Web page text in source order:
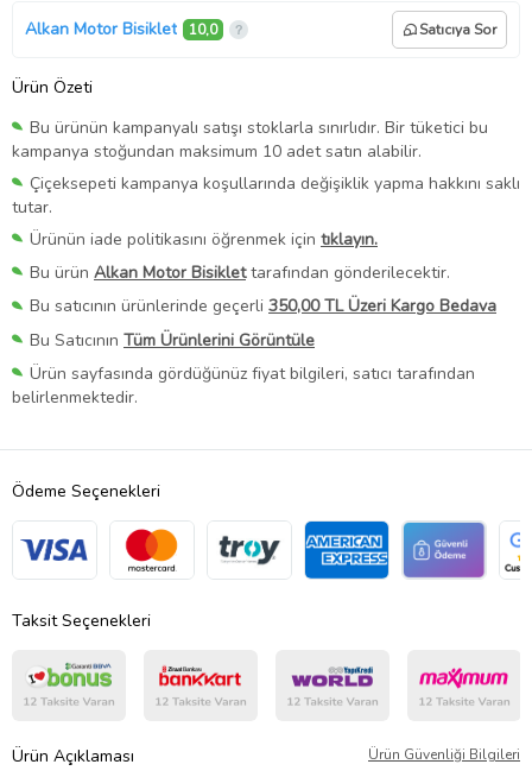
Alkan Motor Bisiklet 10,0 Satıcıya Sor
Ürün Özeti
Bu ürünün kampanyalı satışı stoklarla sınırlıdır. Bir tüketici bu
kampanya stoğundan maksimum 10 adet satın alabilir.
Çiçeksepeti kampanya koşullarında değişiklik yapma hakkını saklı
tutar.
Ürünün iade politikasını öğrenmek için tıklayın.
Bu ürün Alkan Motor Bisiklettarafından gönderilecektir.
Bu satıcının ürünlerinde geçerli 350,00 TL Üzeri Kargo Bedava
Bu Satıcının Tüm Ürünlerini Görüntüle
Ürün sayfasında gördüğünüz fiyat bilgileri, satıcı tarafından
belirlenmektedir.
Ödeme Seçenekleri
Taksit Seçenekleri
Ürün Açıklaması Ürün Güvenliği Bilgileri